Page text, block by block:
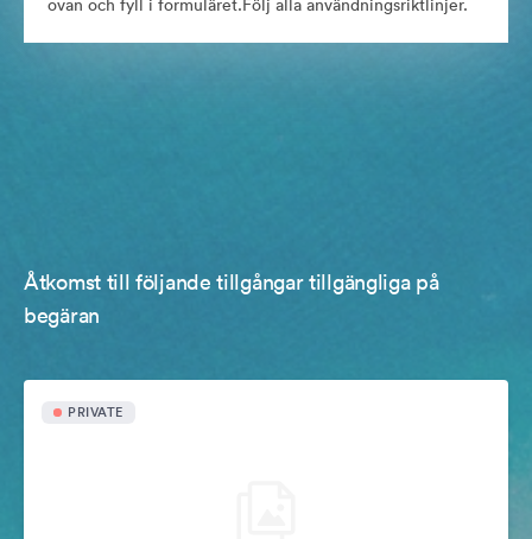
ovan och fyll i formuläret.Följ alla användningsriktlinjer.
Åtkomst till följande tillgångar tillgängliga på
begäran
PRIVATE